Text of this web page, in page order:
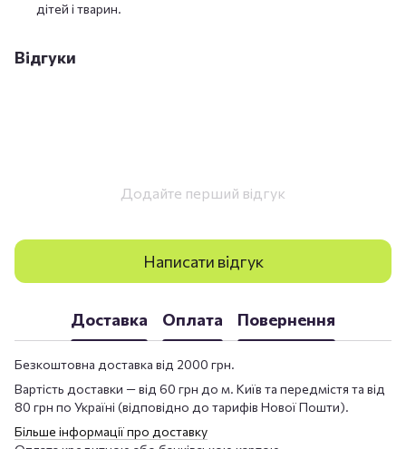
дітей і тварин.
Відгуки
Додайте перший відгук
Написати відгук
Доставка Оплата Повернення
Безкоштовна доставка від 2000 грн.
Вартість доставки — від 60 грн до м. Київ та передмістя та від
80 грн по Україні (відповідно до тарифів Нової Пошти).
Більше інформації про доставку